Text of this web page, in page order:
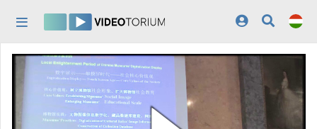
Kezdőlap
Bejelentkezés
Felfedezés